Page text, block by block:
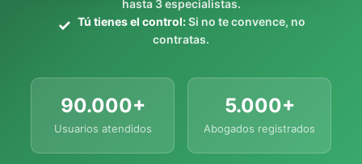
hasta 3 especialistas.
Tú tienes el control:Si no te convence, no
contratas.
90.000+
Usuarios atendidos
5.000+
Abogados registrados